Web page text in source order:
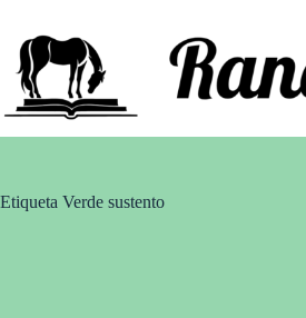
contenido
Etiqueta Verde sustento